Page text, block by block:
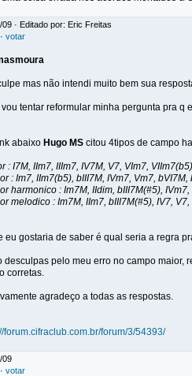
09 · Editado por: Eric Freitas
· votar
mas não intendi muito bem sua
tentar reformular minha pergunta pra q
abaixo Hugo MS citou 4tipos de campo
: I7M, IIm7, IIIm7, IV7M, V7, VIm7, VIIm7(b5)
: Im7, IIm7(b5), bIII7M, IVm7, Vm7, bVI7M,
harmonico : Im7M, IIdim, bIII7M(#5),
melodico : Im7M, IIm7, bIII7M(#5), IV7,
eu gostaria de saber é qual seria a regra
desculpas pelo meu erro no campo maior,
corretas.
agradeço a todas as respostas.
forum.cifraclub.com.br/forum/3/54393/
09
· votar